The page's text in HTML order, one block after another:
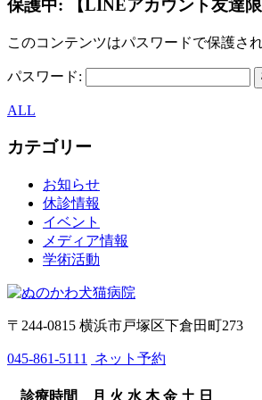
保護中: 【LINEアカウント友達
このコンテンツはパスワードで保護さ
パスワード:
ALL
カテゴリー
お知らせ
休診情報
イベント
メディア情報
学術活動
〒244-0815 横浜市戸塚区下倉田町273
045-861-5111 ネット予約
診療時間 月 火 水 木 金 土 日